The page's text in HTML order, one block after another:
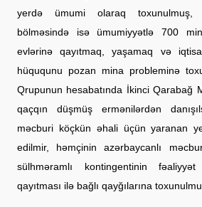
yerdə ümumi olaraq toxunulmuş,
bölməsində isə ümumiyyətlə 700
evlərinə qayıtmaq, yaşamaq və
hüququnu pozan mina probleminə
Qrupunun hesabatında İkinci Qarabağ
qaçqın düşmüş ermənilərdən
məcburi köçkün əhali üçün yaranan
edilmir, həmçinin azərbaycanlı
sülhməramlı kontingentinin
qayıtması ilə bağlı qayğılarına